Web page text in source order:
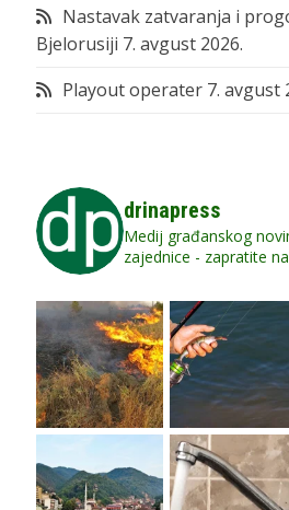
Nastavak zatvaranja i
Bjelorusiji 7. avgust 2026.
Playout operater 7. avgust
drinapress
Medij građanskog
zajednice - zapratite